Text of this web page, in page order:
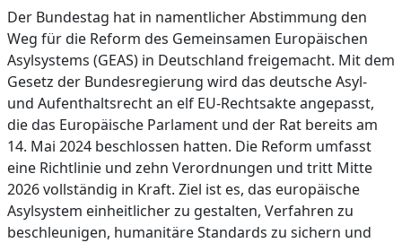
Der Bundestag hat in namentlicher Abstimmung den
Weg für die Reform des Gemeinsamen Europäischen
Asylsystems (GEAS) in Deutschland freigemacht. Mit dem
Gesetz der Bundesregierung wird das deutsche Asyl-
und Aufenthaltsrecht an elf EU-Rechtsakte angepasst,
die das Europäische Parlament und der Rat bereits am
14. Mai 2024 beschlossen hatten. Die Reform umfasst
eine Richtlinie und zehn Verordnungen und tritt Mitte
2026 vollständig in Kraft. Ziel ist es, das europäische
Asylsystem einheitlicher zu gestalten, Verfahren zu
beschleunigen, humanitäre Standards zu sichern und